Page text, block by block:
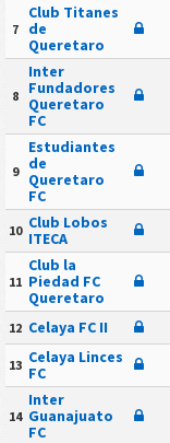
7
Club Titanes
de
Queretaro
8
Inter
Fundadores
Queretaro
FC
9
Estudiantes
de
Queretaro
FC
10 Club Lobos
ITECA
11
Club la
Piedad FC
Queretaro
12 Celaya FC II
13 Celaya Linces
FC
14
Inter
Guanajuato
FC